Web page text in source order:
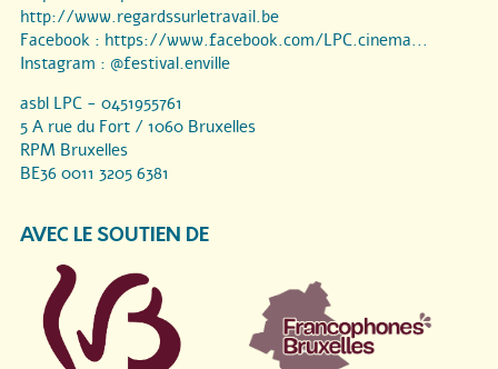
http://www.regardssurletravail.be
Facebook : https://www.facebook.com/LPC.cinema...
Instagram : @festival.enville
asbl LPC - 0451955761
5 A rue du Fort / 1060 Bruxelles
RPM Bruxelles
BE36 0011 3205 6381
AVEC LE SOUTIEN DE